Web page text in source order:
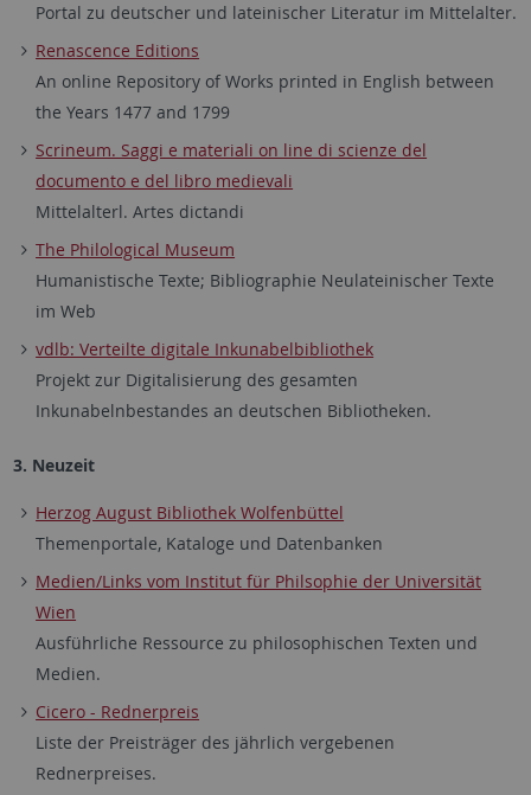
Portal zu deutscher und lateinischer Literatur im Mittelalter.
Renascence Editions
An online Repository of Works printed in English between
the Years 1477 and 1799
Scrineum. Saggi e materiali on line di scienze del
documento e del libro medievali
Mittelalterl.Artes dictandi
The Philological Museum
Humanistische Texte; Bibliographie Neulateinischer Texte
im Web
vdlb: Verteilte digitale Inkunabelbibliothek
Projekt zur Digitalisierung des gesamten
Inkunabelnbestandes an deutschen Bibliotheken.
3. Neuzeit
Herzog August Bibliothek Wolfenbüttel
Themenportale, Kataloge und Datenbanken
Medien/Links vom Institut für Philsophie der Universität
Wien
Ausführliche Ressource zu philosophischen Texten und
Medien.
Cicero - Rednerpreis
Liste der Preisträger des jährlich vergebenen
Rednerpreises.